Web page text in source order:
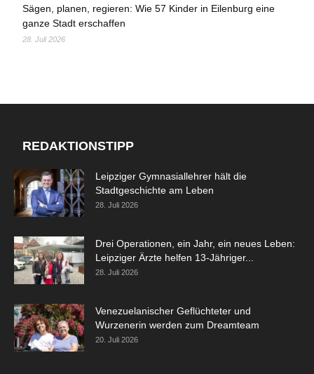
Sägen, planen, regieren: Wie 57 Kinder in Eilenburg eine
ganze Stadt erschaffen
28. Juli 2026
REDAKTIONSTIPP
Leipziger Gymnasiallehrer hält die
Stadtgeschichte am Leben
28. Juli 2026
Drei Operationen, ein Jahr, ein neues Leben:
Leipziger Ärzte helfen 13-Jähriger...
28. Juli 2026
Venezuelanischer Geflüchteter und
Wurzenerin werden zum Dreamteam
20. Juli 2026